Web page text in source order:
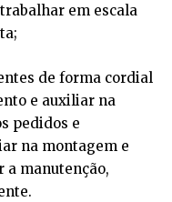
em escala
de forma cordial
e auxiliar na
pedidos e
na montagem e
a manutenção,